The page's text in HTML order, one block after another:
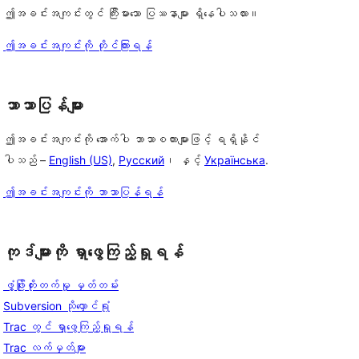
ဤအခင်းအကျင်းတွင် ကြီးမားသော ပြဿနာများ ရှိနေပါသလား။
ဤအခင်းအကျင်းကို တိုင်ကြားရန်
ဘာသာပြန်များ
ဤအခင်းအကျင်းကို အောက်ပါ ဘာသာစကားများဖြင့် ရရှိနိုင်
ပါသည် – English (US), Русский ၊ နှင့် Українська.
ဤအခင်းအကျင်းကို ဘာသာပြန်ရန်
ကုဒ်များကို ရှာဖွေကြည့်ရှုရန်
ဖွံ့ဖြိုးတိုးတက်မှု မှတ်တမ်း
Subversion သိုလှောင်ရုံ
Trac တွင် ရှာဖွေကြည့်ရှုရန်
Trac လက်မှတ်များ